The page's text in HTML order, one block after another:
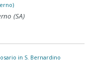
(SA)
in S. Bernardino